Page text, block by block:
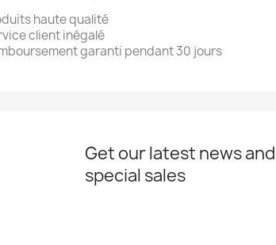
haute qualité
client inégalé
garanti pendant 30 jours
Get our latest news and
special sales